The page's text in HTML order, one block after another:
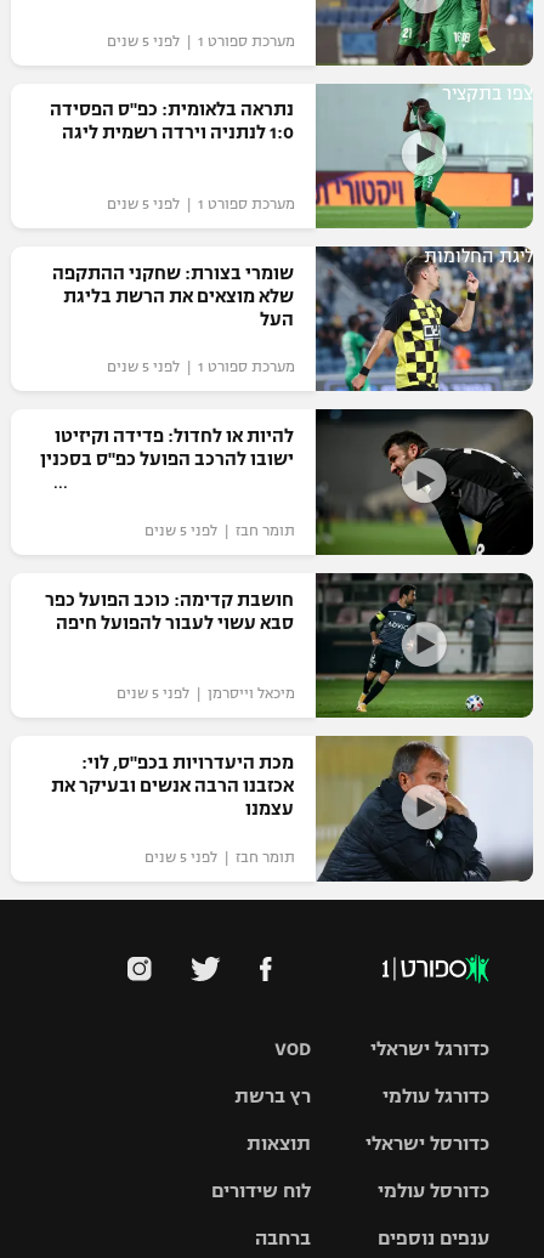
מערכת ספורט 1 | לפני 5 שנים
צפו בתקציר
נתראה בלאומית: כפ"ס הפסידה
1:0 לנתניה וירדה רשמית ליגה
מערכת ספורט 1 | לפני 5 שנים
ליגת החלומות
שומרי בצורת: שחקני ההתקפה
שלא מוצאים את הרשת בליגת
העל
מערכת ספורט 1 | לפני 5 שנים
להיות או לחדול: פדידה וקיזיטו
ישובו להרכב הפועל כפ"ס בסכנין
תומר חבז | לפני 5 שנים
חושבת קדימה: כוכב הפועל כפר
סבא עשוי לעבור להפועל חיפה
מיכאל וייסרמן | לפני 5 שנים
מכת היעדרויות בכפ"ס, לוי:
אכזבנו הרבה אנשים ובעיקר את
עצמנו
תומר חבז | לפני 5 שנים
VOD
רץ ברשת
תוצאות
לוח שידורים
ברחבה
כדורגל ישראלי
גביע הטוטו
כדורגל עולמי
האלופות
ליגה
כדורסל ישראלי
סל
כדורסל עולמי
ענפים נוספים